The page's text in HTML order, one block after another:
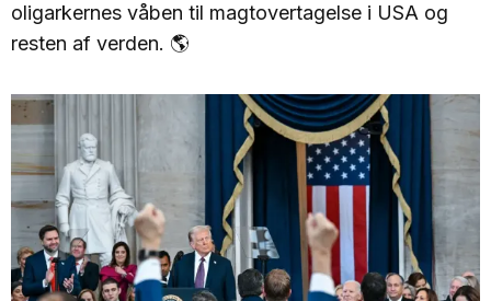
oligarkernes våben til magtovertagelse i USA og
resten af verden. 🌎